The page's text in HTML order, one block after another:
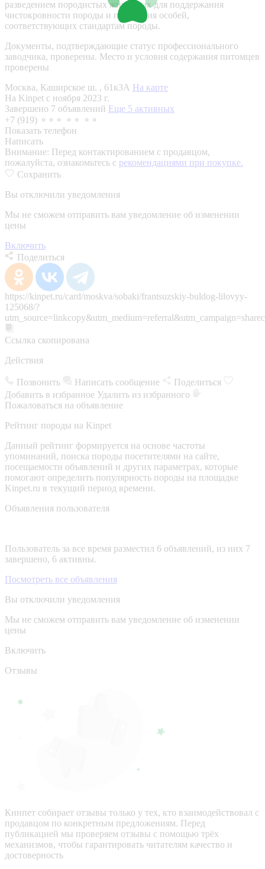
разведением породистых животных для поддержания
чистокровности породы и получения особей,
соответствующих стандартам породы.
Документы, подтверждающие статус профессионального
заводчика, проверены. Место и условия содержания питомцев
проверены
Москва, Каширское ш. , 61к3А На карте
На Kinpet c ноября 2023 г.
Завершено 7 объявлений Еще 5 активных
+7 (919) ⚬⚬⚬ ⚬⚬ ⚬⚬
Показать телефон
Написать
Внимание: Перед контактированием с продавцом,
пожалуйста, ознакомьтесь с рекомендациями при покупке.
Сохранить
Вы отключили уведомления
Мы не сможем отправить вам уведомление об изменении
цены
Включить
Поделиться
https://kinpet.ru/card/moskva/sobaki/frantsuzskiy-buldog-lilovyy-
125068/?
Ссылка скопирована
Действия
Позвонить Написать сообщение
Поделиться
Добавить в избранное Удалить из избранного
Пожаловаться на объявление
Рейтинг породы на Kinpet
Данный рейтинг формируется на основе частоты
упоминаний, поиска породы посетителями на сайте,
посещаемости объявлений и других параметрах, которые
помогают определить популярность породы на площадке
Kinpet.ru в текущий период времени.
Объявления пользователя
Пользователь за все время разместил 6 объявлений, из них 7
завершено, 6 активны.
Посмотреть все объявления
Вы отключили уведомления
Мы не сможем отправить вам уведомление об изменении
цены
Включить
Отзывы
Кинпет собирает отзывы только у тех, кто взаимодействовал с
продавцом по конкретным предложениям. Перед
публикацией мы проверяем отзывы с помощью трёх
механизмов, чтобы гарантировать читателям качество и
достоверность